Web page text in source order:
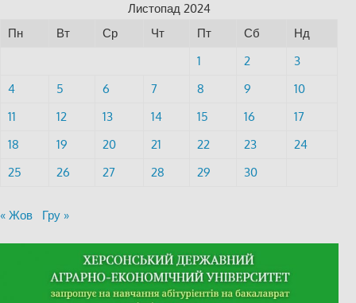
Листопад 2024
Пн
Вт Ср Чт Пт Сб
Нд
1
2
3
4
5 6 7 8 9
10
11
12 13 14 15 16
17
18
19 20 21 22 23
24
25
26 27 28 29 30
« Жов Гру »